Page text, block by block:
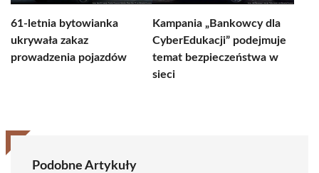
61-letnia bytowianka
ukrywała zakaz
prowadzenia pojazdów
Kampania „Bankowcy dla
CyberEdukacji” podejmuje
temat bezpieczeństwa w
sieci
Podobne Artykuły